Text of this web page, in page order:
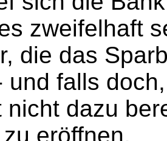
zweifelhaft
die das
und falls
nicht dazu
eröffnen.